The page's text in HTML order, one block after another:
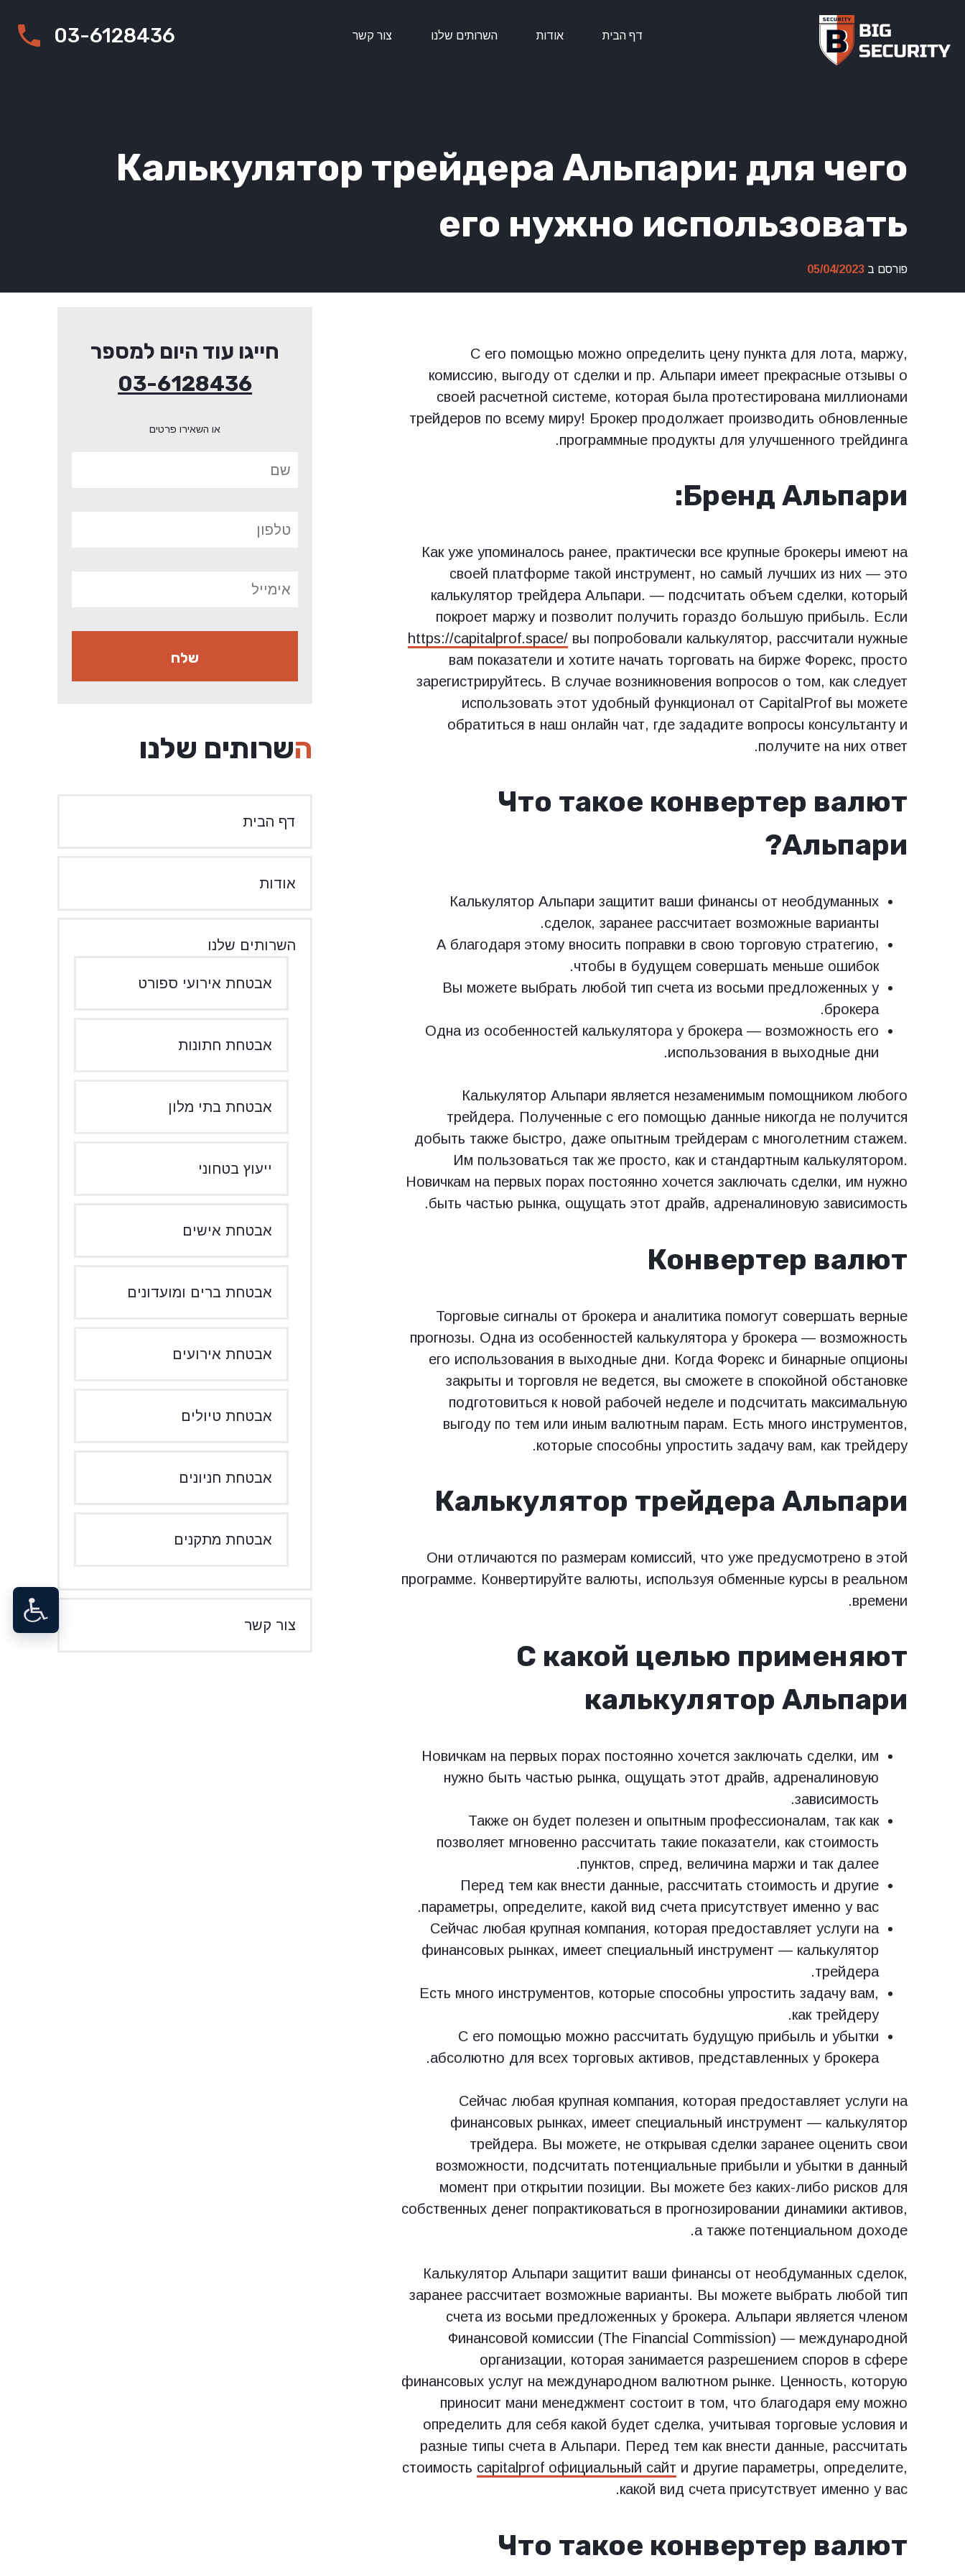
content
דף הבית אודות השרותים שלנו צור קשר 03-6128436
Калькулятор трейдера Альпари: для чего
его нужно использовать
פורסם ב 05/04/2023
С его помощью можно определить цену пункта для лота, маржу,
комиссию, выгоду от сделки и пр. Альпари имеет прекрасные отзывы о
своей расчетной системе, которая была протестирована миллионами
трейдеров по всему миру! Брокер продолжает производить обновленные
программные продукты для улучшенного трейдинга.
Бренд Альпари:
Как уже упоминалось ранее, практически все крупные брокеры имеют на
своей платформе такой инструмент, но самый лучших из них — это
калькулятор трейдера Альпари. — подсчитать объем сделки, который
покроет маржу и позволит получить гораздо большую прибыль. Если
https://capitalprof.space/ вы попробовали калькулятор, рассчитали нужные
вам показатели и хотите начать торговать на бирже Форекс, просто
зарегистрируйтесь. В случае возникновения вопросов о том, как следует
использовать этот удобный функционал от CapitalProf вы можете
обратиться в наш онлайн чат, где зададите вопросы консультанту и
получите на них ответ.
Что такое конвертер валют
Альпари?
Калькулятор Альпари защитит ваши финансы от необдуманных
сделок, заранее рассчитает возможные варианты.
А благодаря этому вносить поправки в свою торговую стратегию,
чтобы в будущем совершать меньше ошибок.
Вы можете выбрать любой тип счета из восьми предложенных у
брокера.
Одна из особенностей калькулятора у брокера — возможность его
использования в выходные дни.
Калькулятор Альпари является незаменимым помощником любого
трейдера. Полученные с его помощью данные никогда не получится
добыть также быстро, даже опытным трейдерам с многолетним стажем.
Им пользоваться так же просто, как и стандартным калькулятором.
Новичкам на первых порах постоянно хочется заключать сделки, им нужно
быть частью рынка, ощущать этот драйв, адреналиновую зависимость.
Конвертер валют
Торговые сигналы от брокера и аналитика помогут совершать верные
прогнозы. Одна из особенностей калькулятора у брокера — возможность
его использования в выходные дни. Когда Форекс и бинарные опционы
закрыты и торговля не ведется, вы сможете в спокойной обстановке
подготовиться к новой рабочей неделе и подсчитать максимальную
выгоду по тем или иным валютным парам. Есть много инструментов,
которые способны упростить задачу вам, как трейдеру.
Калькулятор трейдера Альпари
Они отличаются по размерам комиссий, что уже предусмотрено в этой
программе. Конвертируйте валюты, используя обменные курсы в реальном
времени.
С какой целью применяют
калькулятор Альпари
Новичкам на первых порах постоянно хочется заключать сделки, им
нужно быть частью рынка, ощущать этот драйв, адреналиновую
зависимость.
Также он будет полезен и опытным профессионалам, так как
позволяет мгновенно рассчитать такие показатели, как стоимость
пунктов, спред, величина маржи и так далее.
Перед тем как внести данные, рассчитать стоимость и другие
параметры, определите, какой вид счета присутствует именно у вас.
Сейчас любая крупная компания, которая предоставляет услуги на
финансовых рынках, имеет специальный инструмент — калькулятор
трейдера.
Есть много инструментов, которые способны упростить задачу вам,
как трейдеру.
С его помощью можно рассчитать будущую прибыль и убытки
абсолютно для всех торговых активов, представленных у брокера.
Сейчас любая крупная компания, которая предоставляет услуги на
финансовых рынках, имеет специальный инструмент — калькулятор
трейдера. Вы можете, не открывая сделки заранее оценить свои
возможности, подсчитать потенциальные прибыли и убытки в данный
момент при открытии позиции. Вы можете без каких-либо рисков для
собственных денег попрактиковаться в прогнозировании динамики активов,
а также потенциальном доходе.
Калькулятор Альпари защитит ваши финансы от необдуманных сделок,
заранее рассчитает возможные варианты. Вы можете выбрать любой тип
счета из восьми предложенных у брокера. Альпари является членом
Финансовой комиссии (The Financial Commission) — международной
организации, которая занимается разрешением споров в сфере
финансовых услуг на международном валютном рынке. Ценность, которую
приносит мани менеджмент состоит в том, что благодаря ему можно
определить для себя какой будет сделка, учитывая торговые условия и
разные типы счета в Альпари. Перед тем как внести данные, рассчитать
стоимость capitalprof официальный сайт и другие параметры, определите,
какой вид счета присутствует именно у вас.
Что такое конвертер валют
חייגו עוד היום למספר
03-6128436
או השאירו פרטים
השרותים שלנו
דף הבית
אודות
השרותים שלנו
אבטחת אירועי ספורט
אבטחת חתונות
אבטחת בתי מלון
ייעוץ בטחוני
אבטחת אישים
אבטחת ברים ומועדונים
אבטחת אירועים
אבטחת טיולים
אבטחת חניונים
אבטחת מתקנים
צור קשר